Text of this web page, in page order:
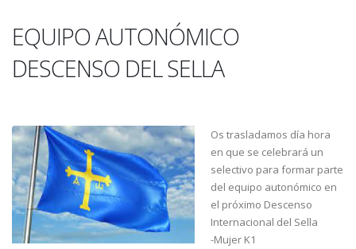
EQUIPO AUTONÓMICO
DESCENSO DEL SELLA
Os trasladamos día hora
en que se celebrará un
selectivo para formar parte
del equipo autonómico en
el próximo Descenso
Internacional del Sella
-Mujer K1